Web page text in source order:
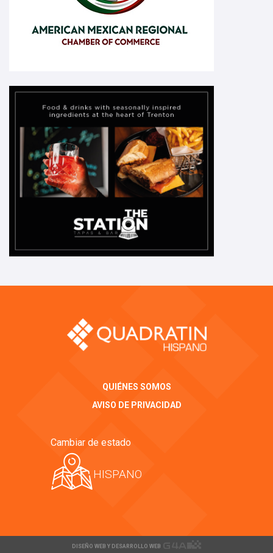
QUIÉNES SOMOS
AVISO DE PRIVACIDAD
Cambiar de estado
HISPANO
DISEÑO WEB Y DESARROLLO WEB